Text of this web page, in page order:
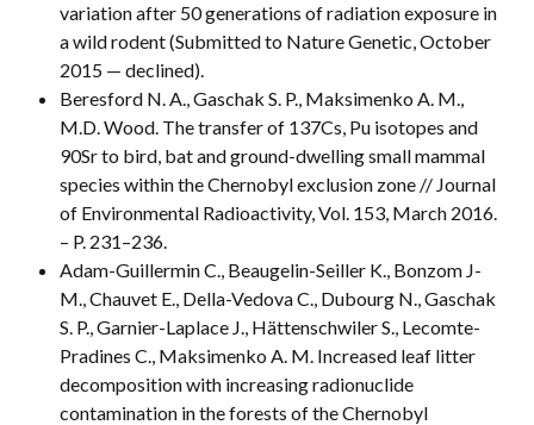
variation after 50 generations of radiation exposure in
a wild rodent (Submitted to Nature Genetic, October
2015 — declined).
Beresford N. A., Gaschak S. P., Maksimenko A. M.,
M.D. Wood. The transfer of 137Cs, Pu isotopes and
90Sr to bird, bat and ground-dwelling small mammal
species within the Chernobyl exclusion zone // Journal
of Environmental Radioactivity, Vol. 153, March 2016.
– P. 231–236.
Adam-Guillermin C., Beaugelin-Seiller K., Bonzom J-
M., Chauvet E., Della-Vedova C., Dubourg N., Gaschak
S. P., Garnier-Laplace J., Hättenschwiler S., Lecomte-
Pradines C., Maksimenko A. M. Increased leaf litter
decomposition with increasing radionuclide
contamination in the forests of the Chernobyl